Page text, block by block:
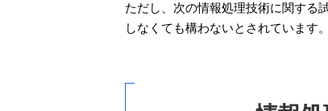
ただし、次の情報処理技術に関する
しなくても構わないとされています。